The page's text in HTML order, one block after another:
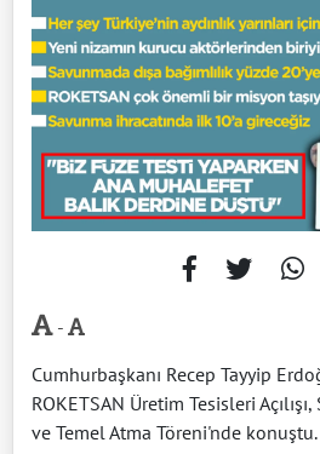
-
Cumhurbaşkanı Recep Tayyip
ROKETSAN Üretim Tesisleri
ve Temel Atma Töreni'nde konuştu.